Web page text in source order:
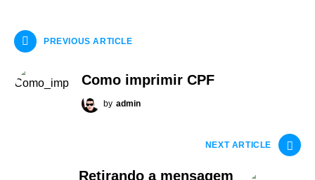
PREVIOUS ARTICLE
Como imprimir CPF
by admin
NEXT ARTICLE
Retirando a mensagem